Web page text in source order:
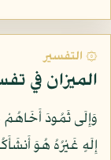
۞ التفسير
الميزان في
وَإِلَى ثَمُودَ أَخَاهُمْ
إِلَهٍ غَيْرُهُ هُوَ